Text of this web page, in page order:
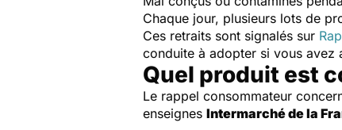
Chaque jour, plusieurs lots de
Ces retraits sont signalés sur
conduite à adopter si vous avez
Quel produit est
Le rappel consommateur
enseignes Intermarché de la